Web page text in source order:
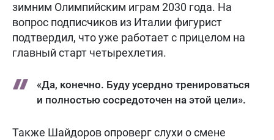
зимним Олимпийским играм 2030 года. На
вопрос подписчиков из Италии фигурист
подтвердил, что уже работает с прицелом на
главный старт четырехлетия.
«Да, конечно. Буду усердно тренироваться
и полностью сосредоточен на этой цели».
Также Шайдоров опроверг слухи о смене